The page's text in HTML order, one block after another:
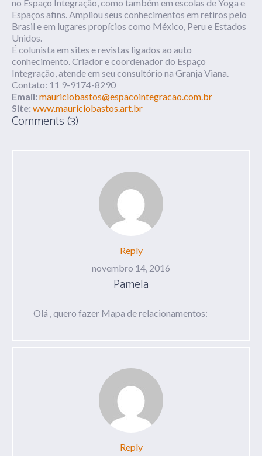
no Espaço Integração, como também em escolas de Yoga e
Espaços afins. Ampliou seus conhecimentos em retiros pelo
Brasil e em lugares propícios como México, Peru e Estados
Unidos.
É colunista em sites e revistas ligados ao auto
conhecimento. Criador e coordenador do Espaço
Integração, atende em seu consultório na Granja Viana.
Contato: 11 9-9174-8290
Email: mauriciobastos@espacointegracao.com.br
Site: www.mauriciobastos.art.br
Comments (3)
Reply
novembro 14, 2016
Pamela
Olá , quero fazer Mapa de relacionamentos:
Reply